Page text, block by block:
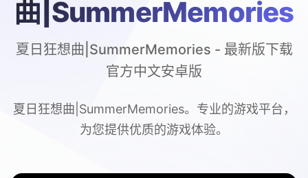
曲|SummerMemories
夏日狂想曲|SummerMemories - 最新版下载
官方中文安卓版
夏日狂想曲|SummerMemories。专业的游戏平台，
为您提供优质的游戏体验。